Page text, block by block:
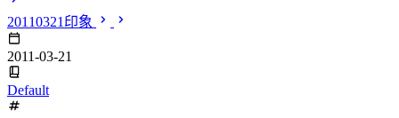
20110321印象
2011-03-21
Default